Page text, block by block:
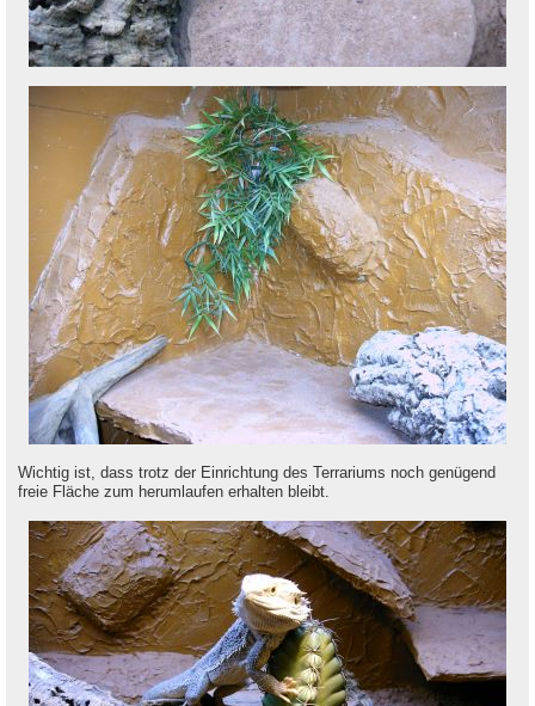
Wichtig ist, dass trotz der Einrichtung des Terrariums noch genügend
freie Fläche zum herumlaufen erhalten bleibt.